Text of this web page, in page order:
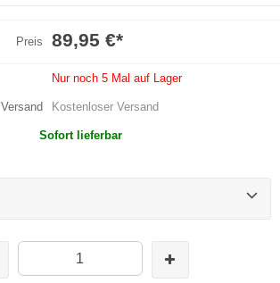
Preis 89,95 €*
Nur noch 5 Mal auf Lager
Versand Kostenloser Versand
Sofort lieferbar